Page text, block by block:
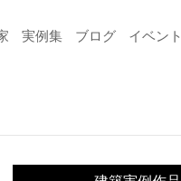
実例集 ブログ イベント